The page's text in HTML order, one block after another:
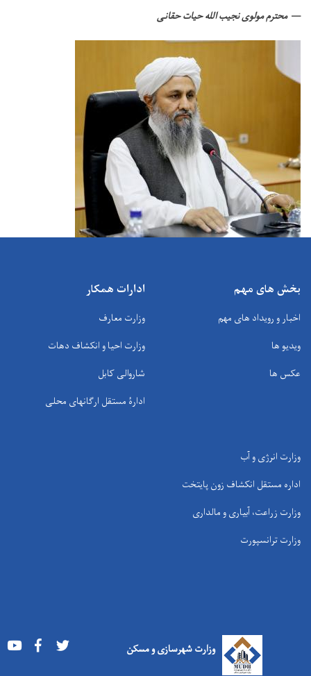
محترم مولوی نجیب الله حیات حقانی
بخش های مهم
اخبار و رویداد های مهم
ویدیو ها
عکس ها
ادارات همکار
وزارت معارف
وزارت احیا و انکشاف دهات
شاروالی کابل
ادارۀ مستقل ارگانهای محلی
وزارت انرژی و آب
اداره مستقل انکشاف زون پایتخت
وزارت زراعت، آبیاری و مالداری
وزارت ترانسپورت
وزارت شهرسازی و مسکن Youtube Facebook